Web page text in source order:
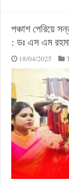
পঞ্চাশ পেরিয়ে
: ডঃ এস এম
18/04/2025